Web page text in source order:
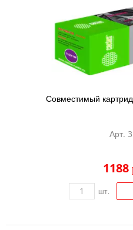
Совместимый
Арт.
1188
шт.